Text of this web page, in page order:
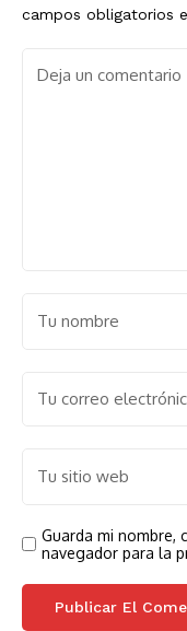
campos obligatorios
Guarda mi nombre,
navegador para la